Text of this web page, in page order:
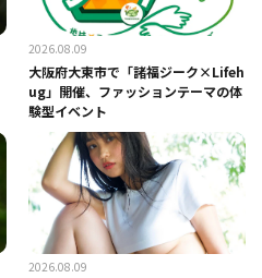
2026.08.09
大阪府大東市で「諸福ジーク×Lifeh
ug」開催、ファッションテーマの体
験型イベント
2026.08.09